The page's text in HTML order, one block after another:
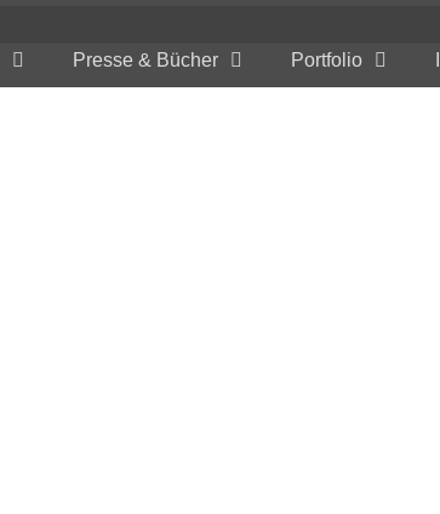
Presse & Bücher Portfolio